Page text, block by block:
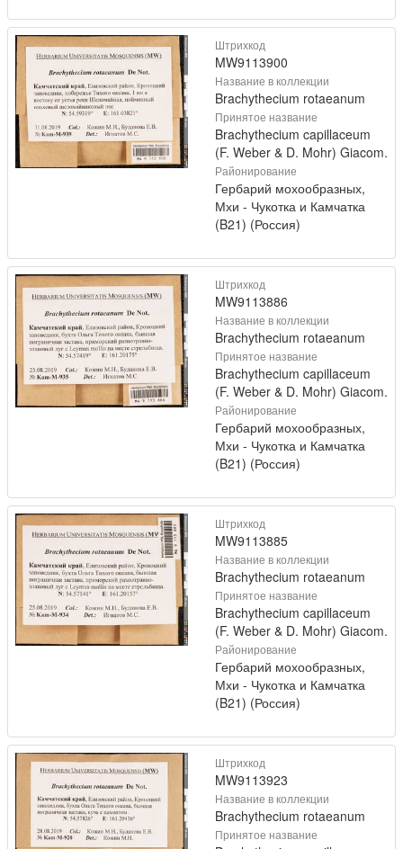
Штрихкод
MW9113900
Название в коллекции
Brachythecium rotaeanum
Принятое название
Brachythecium capillaceum
(F. Weber & D. Mohr) Giacom.
Районирование
Гербарий мохообразных,
Мхи - Чукотка и Камчатка
(B21) (Россия)
Штрихкод
MW9113886
Название в коллекции
Brachythecium rotaeanum
Принятое название
Brachythecium capillaceum
(F. Weber & D. Mohr) Giacom.
Районирование
Гербарий мохообразных,
Мхи - Чукотка и Камчатка
(B21) (Россия)
Штрихкод
MW9113885
Название в коллекции
Brachythecium rotaeanum
Принятое название
Brachythecium capillaceum
(F. Weber & D. Mohr) Giacom.
Районирование
Гербарий мохообразных,
Мхи - Чукотка и Камчатка
(B21) (Россия)
Штрихкод
MW9113923
Название в коллекции
Brachythecium rotaeanum
Принятое название